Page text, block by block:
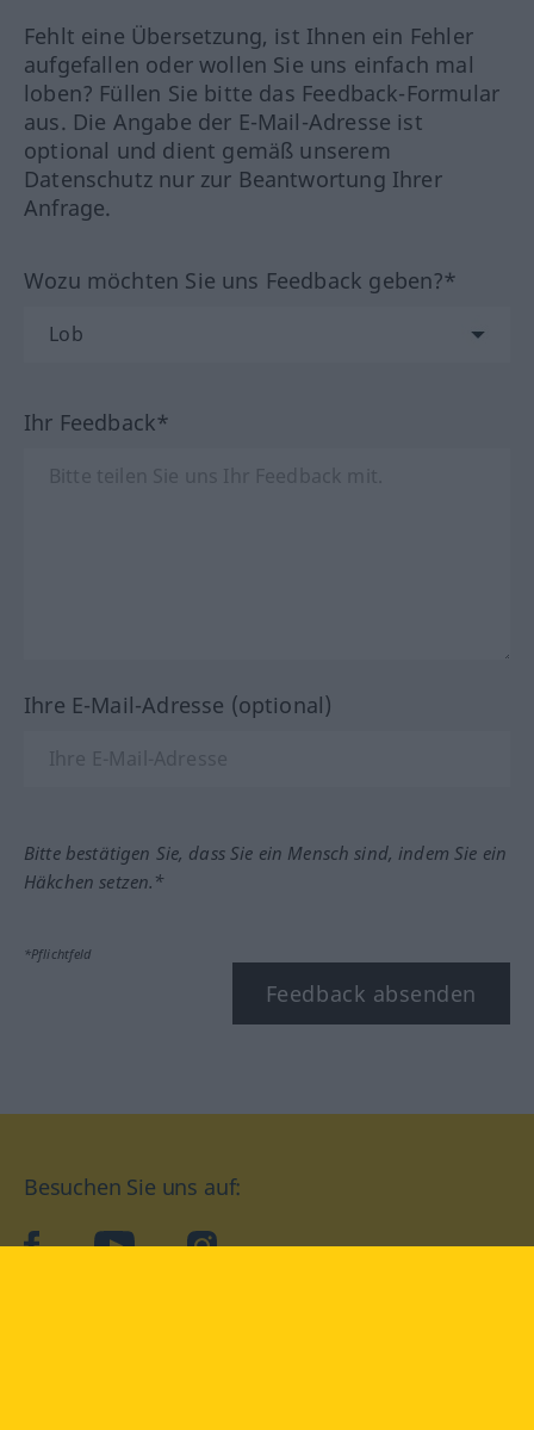
Fehlt eine Übersetzung, ist Ihnen ein Fehler
aufgefallen oder wollen Sie uns einfach mal
loben? Füllen Sie bitte das Feedback-Formular
aus. Die Angabe der E-Mail-Adresse ist
optional und dient gemäß unserem
Datenschutz nur zur Beantwortung Ihrer
Anfrage.
Wozu möchten Sie uns Feedback geben?*
Ihr Feedback*
Ihre E-Mail-Adresse (optional)
Bitte bestätigen Sie, dass Sie ein Mensch sind, indem Sie ein
Häkchen setzen.*
*Pflichtfeld
Feedback absenden
Besuchen Sie uns auf:
facebookYouTube Instagram